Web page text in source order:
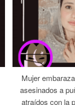
Mujer
asesinados a
atraídos con la